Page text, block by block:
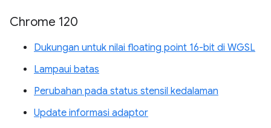
Chrome 120
Dukungan untuk nilai floating point 16-bit di WGSL
Lampaui batas
Perubahan pada status stensil kedalaman
Update informasi adaptor